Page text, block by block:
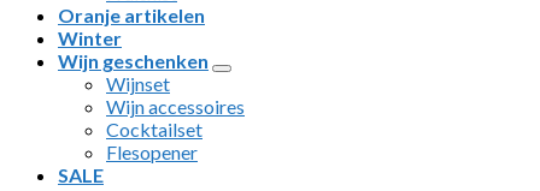
Oranje artikelen
Winter
Wijn geschenken
Wijnset
Wijn accessoires
Cocktailset
Flesopener
SALE